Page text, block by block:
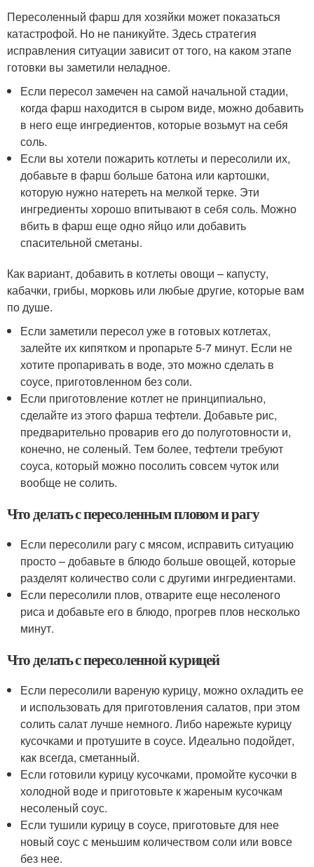
Пересоленный фарш для хозяйки может показаться
катастрофой. Но не паникуйте. Здесь стратегия
исправления ситуации зависит от того, на каком этапе
готовки вы заметили неладное.
Если пересол замечен на самой начальной стадии,
когда фарш находится в сыром виде, можно добавить
в него еще ингредиентов, которые возьмут на себя
соль.
Если вы хотели пожарить котлеты и пересолили их,
добавьте в фарш больше батона или картошки,
которую нужно натереть на мелкой терке. Эти
ингредиенты хорошо впитывают в себя соль. Можно
вбить в фарш еще одно яйцо или добавить
спасительной сметаны.
Как вариант, добавить в котлеты овощи – капусту,
кабачки, грибы, морковь или любые другие, которые вам
по душе.
Если заметили пересол уже в готовых котлетах,
залейте их кипятком и пропарьте 5-7 минут. Если не
хотите пропаривать в воде, это можно сделать в
соусе, приготовленном без соли.
Если приготовление котлет не принципиально,
сделайте из этого фарша тефтели. Добавьте рис,
предварительно проварив его до полуготовности и,
конечно, не соленый. Тем более, тефтели требуют
соуса, который можно посолить совсем чуток или
вообще не солить.
Что делать с пересоленным пловом и рагу
Если пересолили рагу с мясом, исправить ситуацию
просто – добавьте в блюдо больше овощей, которые
разделят количество соли с другими ингредиентами.
Если пересолили плов, отварите еще несоленого
риса и добавьте его в блюдо, прогрев плов несколько
минут.
Что делать с пересоленной курицей
Если пересолили вареную курицу, можно охладить ее
и использовать для приготовления салатов, при этом
солить салат лучше немного. Либо нарежьте курицу
кусочками и протушите в соусе. Идеально подойдет,
как всегда, сметанный.
Если готовили курицу кусочками, промойте кусочки в
холодной воде и приготовьте к жареным кусочкам
несоленый соус.
Если тушили курицу в соусе, приготовьте для нее
новый соус с меньшим количеством соли или вовсе
без нее.